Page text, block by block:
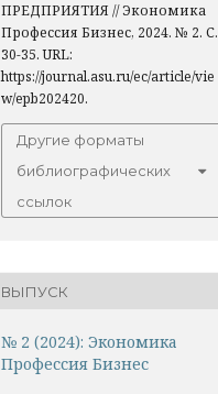
ПРЕДПРИЯТИЯ // Экономика
Профессия Бизнес, 2024. № 2. С.
30-35. URL:
https://journal.asu.ru/ec/article/vie
w/epb202420.
Другие форматы
библиографических
ссылок
ВЫПУСК
№ 2 (2024): Экономика
Профессия Бизнес